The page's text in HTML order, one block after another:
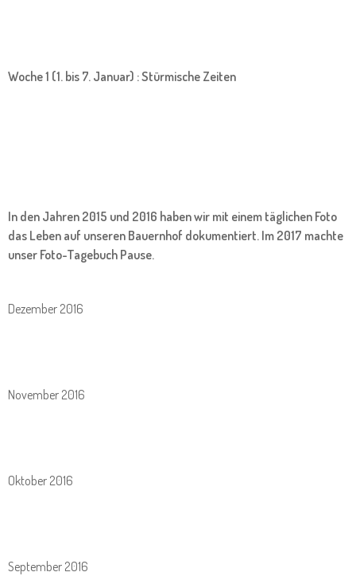
Woche 1 (1. bis 7. Januar) : Stürmische Zeiten
In den Jahren 2015 und 2016 haben wir mit einem täglichen Foto
das Leben auf unseren Bauernhof dokumentiert. Im 2017 machte
unser Foto-Tagebuch Pause.
Dezember 2016
November 2016
Oktober 2016
September 2016